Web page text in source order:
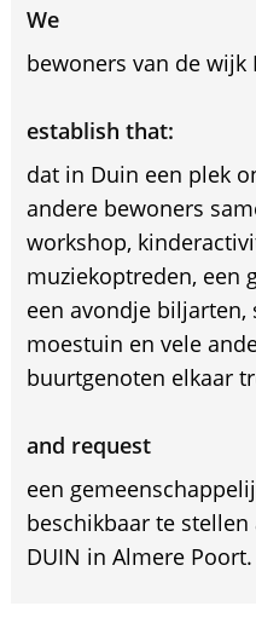
We
bewoners van de
establish that:
dat in Duin een plek
andere bewoners
workshop,
muziekoptreden, een
een avondje biljarten,
moestuin en vele
buurtgenoten elkaar
and request
een
beschikbaar te
DUIN in Almere Poort.